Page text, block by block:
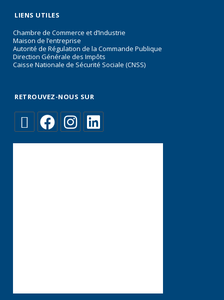
LIENS UTILES
Chambre de Commerce et d’Industrie
Maison de l’entreprise
Autorité de Régulation de la Commande Publique
Direction Générale des Impôts
Caisse Nationale de Sécurité Sociale (CNSS)
RETROUVEZ-NOUS SUR